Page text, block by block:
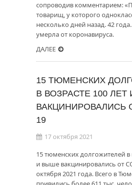
сопроводив комментарием:
товарищ, у которого
несколько дней назад. 42
умерла от коронавируса.
ДАЛЕЕ
15 ТЮМЕНСКИХ
В ВОЗРАСТЕ 100
ВАКЦИНИРОВАЛИСЬ
19
17 октября 2021
15 тюменских долгожителей в
и выше вакцинировались от
октября 2021 года. Всего в